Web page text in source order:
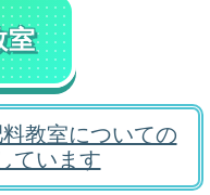
室
教室についての
ています